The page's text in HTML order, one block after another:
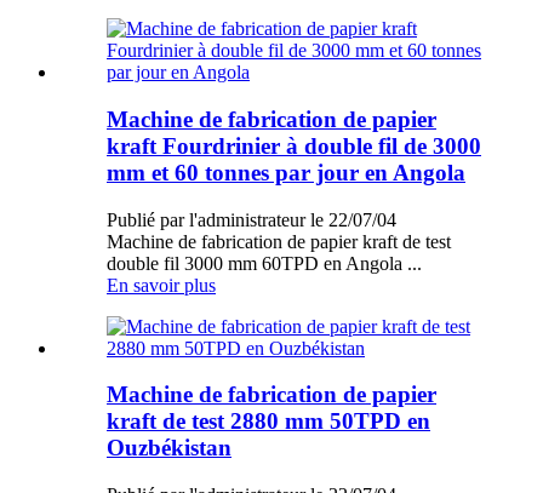
Machine de fabrication de papier
kraft Fourdrinier à double fil de 3000
mm et 60 tonnes par jour en Angola
Publié par l'administrateur le 22/07/04
Machine de fabrication de papier kraft de test
double fil 3000 mm 60TPD en Angola ...
En savoir plus
Machine de fabrication de papier
kraft de test 2880 mm 50TPD en
Ouzbékistan